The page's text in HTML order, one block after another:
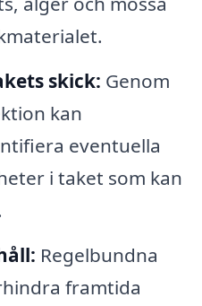
skick: Genom
kan
eventuella
i taket som kan
Regelbundna
framtida